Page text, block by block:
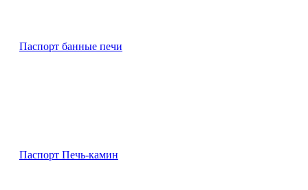
Паспорт банные печи
Паспорт Печь-камин